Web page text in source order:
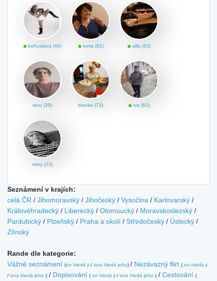
bohuslava (46) iveta (62) allis (63)
veru (39) blanka (73) iva (62)
mery (23)
Seznámení v krajích:
celá ČR / Jihomoravský / Jihočeský / Vysočina / Karlovarský /
Královéhradecký / Liberecký / Olomoucký / Moravskoslezský /
Pardubický / Plzeňský / Praha a okolí / Středočeský / Ústecký /
Zlínský
Rande dle kategorie:
Vážné seznámení (on hledá ji / ona hledá jeho) / Nezávazný flirt ( on hledá ji
/ ona hledá jeho ) / Dopisování ( on hledá ji / ona hledá jeho ) / Cestování (